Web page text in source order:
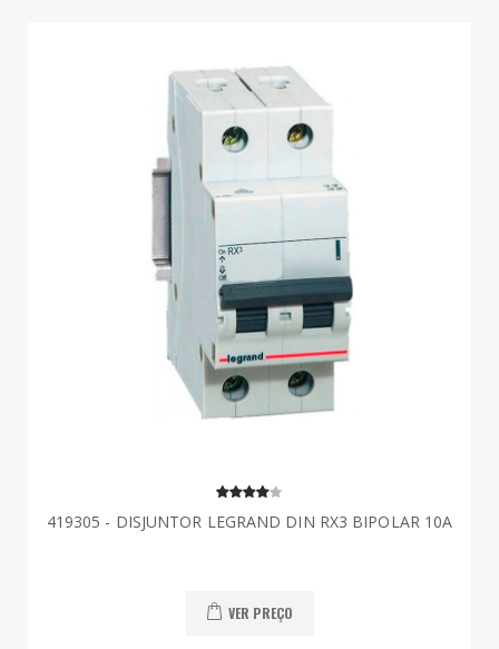
419305 - DISJUNTOR LEGRAND DIN RX3 BIPOLAR 10A
VER PREÇO